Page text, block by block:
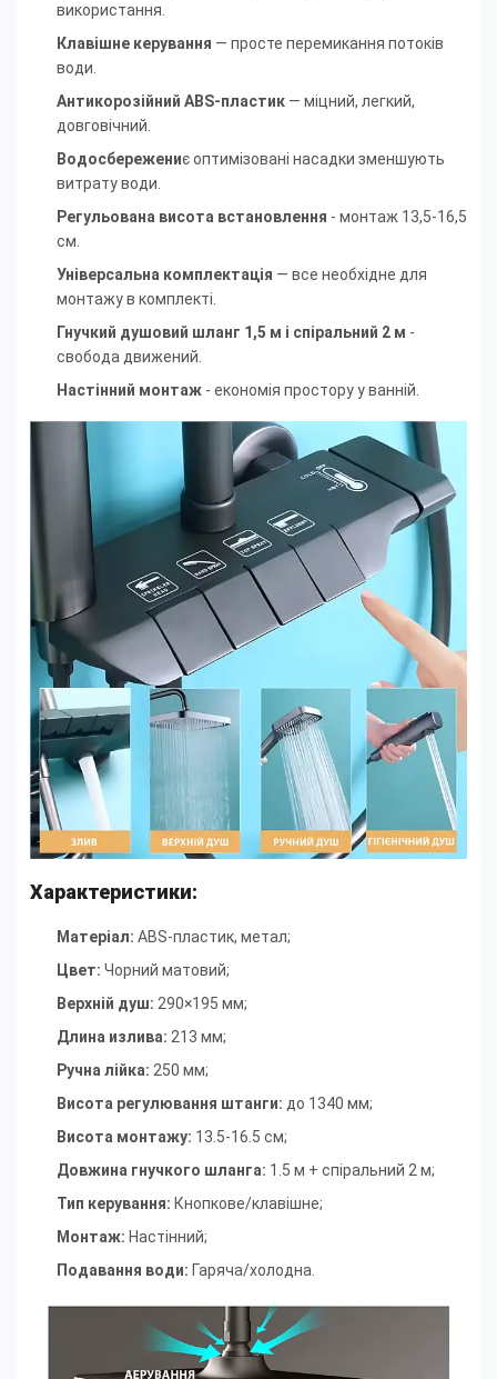
використання.
Клавішне керування — просте перемикання потоків
води.
Антикорозійний ABS-пластик — міцний, легкий,
довговічний.
Водосбережениє оптимізовані насадки зменшують
витрату води.
Регульована висота встановлення - монтаж 13,5-16,5
см.
Універсальна комплектація — все необхідне для
монтажу в комплекті.
Гнучкий душовий шланг 1,5 м і спіральний 2 м -
свобода движений.
Настінний монтаж - економія простору у ванній.
Характеристики:
Матеріал: ABS-пластик, метал;
Цвет: Чорний матовий;
Верхній душ: 290×195 мм;
Длина излива: 213 мм;
Ручна лійка: 250 мм;
Висота регулювання штанги: до 1340 мм;
Висота монтажу: 13.5-16.5 см;
Довжина гнучкого шланга: 1.5 м + спіральний 2 м;
Тип керування: Кнопкове/клавішне;
Монтаж: Настінний;
Подавання води: Гаряча/холодна.